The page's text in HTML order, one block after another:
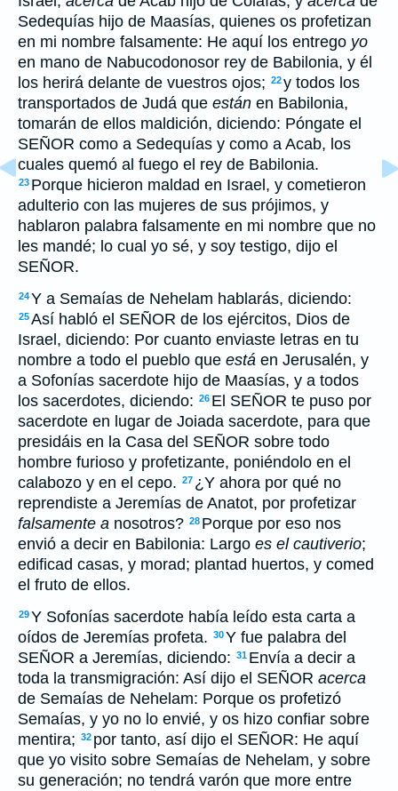
Sedequías hijo de Maasías, quienes os profetizan
en mi nombre falsamente: He aquí los entrego yo
en mano de Nabucodonosor rey de Babilonia, y él
los herirá delante de vuestros ojos; 22y todos los
transportados de Judá que están en Babilonia,
tomarán de ellos maldición, diciendo: Póngate el
SEÑOR como a Sedequías y como a Acab, los
cuales quemó al fuego el rey de Babilonia.
23 Porque hicieron maldad en Israel, y cometieron
adulterio con las mujeres de sus prójimos, y
hablaron palabra falsamente en mi nombre que no
les mandé; lo cual yo sé, y soy testigo, dijo el
SEÑOR.
24Y a Semaías de Nehelam hablarás, diciendo:
25Así habló el SEÑOR de los ejércitos, Dios de
Israel, diciendo: Por cuanto enviaste letras en tu
nombre a todo el pueblo que está en Jerusalén, y
a Sofonías sacerdote hijo de Maasías, y a todos
los sacerdotes, diciendo: 26 El SEÑOR te puso por
sacerdote en lugar de Joiada sacerdote, para que
presidáis en la Casa del SEÑOR sobre todo
hombre furioso y profetizante, poniéndolo en el
calabozo y en el cepo. 27 ¿Y ahora por qué no
reprendiste a Jeremías de Anatot, por profetizar
falsamente a nosotros? 28 Porque por eso nos
envió a decir en Babilonia: Largo es el cautiverio;
edificad casas, y morad; plantad huertos, y comed
el fruto de ellos.
29Y Sofonías sacerdote había leído esta carta a
oídos de Jeremías profeta. 30Y fue palabra del
SEÑOR a Jeremías, diciendo: 31 Envía a decir a
toda la transmigración: Así dijo el SEÑOR acerca
de Semaías de Nehelam: Porque os profetizó
Semaías, y yo no lo envié, y os hizo confiar sobre
mentira; 32 por tanto, así dijo el SEÑOR: He aquí
que yo visito sobre Semaías de Nehelam, y sobre
su generación; no tendrá varón que more entre